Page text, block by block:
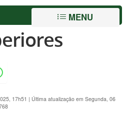
MENU
17h51 | Última atualização em Segunda, 06